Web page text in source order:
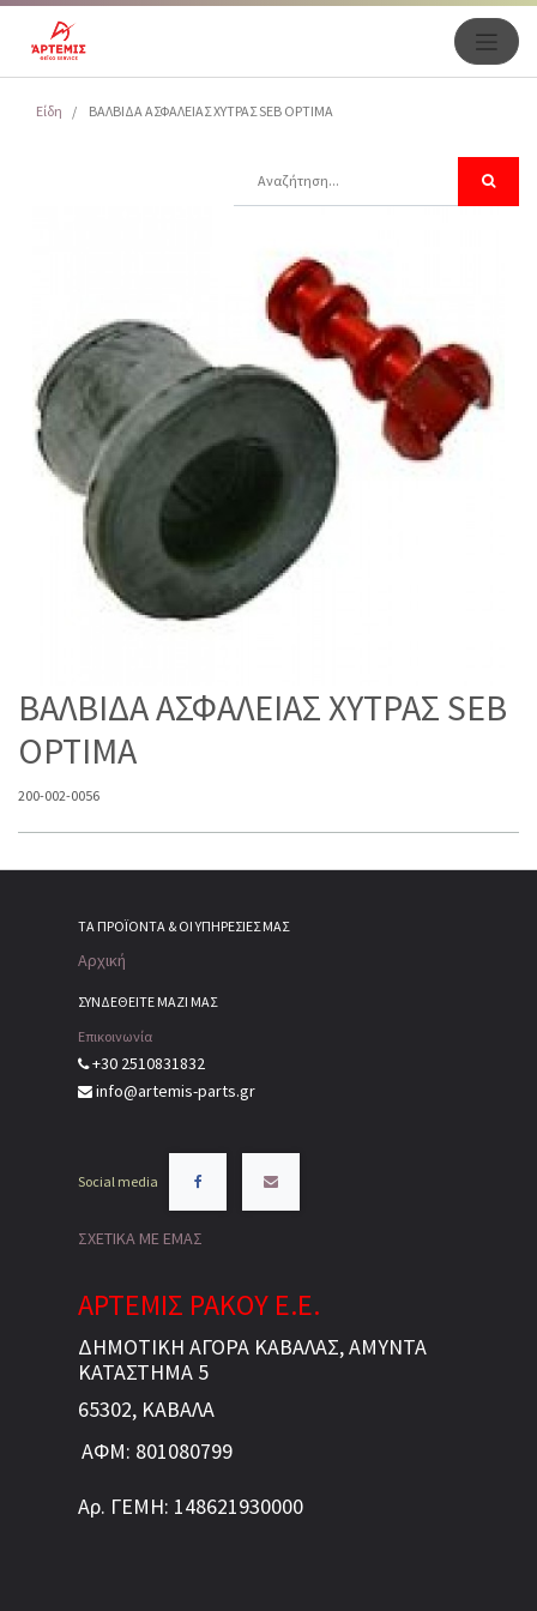
Είδη ΒΑΛΒΙΔΑ ΑΣΦΑΛΕΙΑΣ ΧΥΤΡΑΣ SEB OPTIMA
ΒΑΛΒΙΔΑ ΑΣΦΑΛΕΙΑΣ ΧΥΤΡΑΣ SEB
OPTIMA
200-002-0056
ΤΑ ΠΡΟΪΌΝΤΑ & ΟΙ ΥΠΗΡΕΣΊΕΣ ΜΑΣ
Αρχική
ΣΥΝΔΕΘΕΙΤΕ ΜΑΖΙ ΜΑΣ
Επικοινωνία
+30 2510831832
info@artemis-parts.gr
Social media
ΣΧΕΤΙΚΑ ΜΕ ΕΜΑΣ
ΑΡΤΕΜΙΣ ΡΑΚΟΥ Ε.Ε.
ΔΗΜΟΤΙΚΗ ΑΓΟΡΑ ΚΑΒΑΛΑΣ, ΑΜΥΝΤΑ
ΚΑΤΑΣΤΗΜΑ 5
65302, ΚΑΒΑΛΑ
ΑΦΜ: 801080799
Αρ. ΓΕΜΗ: 148621930000